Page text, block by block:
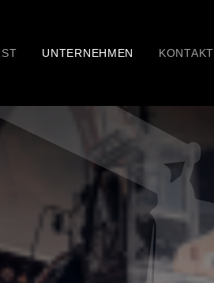
UNTERNEHMEN KONTAKT